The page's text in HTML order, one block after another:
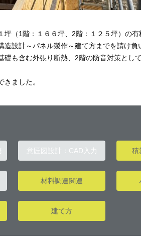
（1階：１６６坪、2階：１２５坪）の有
造設計～パネル製作～建て方までを請け負
礎も含む外張り断熱、2階の防音対策とし
きました。
意匠図設計：CAD入力 積
材料調達関連
建て方